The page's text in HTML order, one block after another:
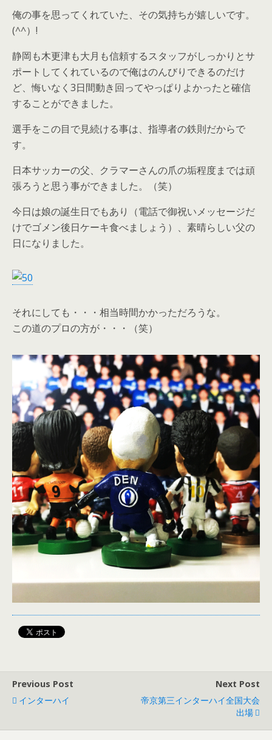
俺の事を思ってくれていた、その気持ちが嬉しいです。
(^^）!
静岡も木更津も大月も信頼するスタッフがしっかりとサ
ポートしてくれているので俺はのんびりできるのだけ
ど、悔いなく3日間動き回ってやっぱりよかったと確信
することができました。
選手をこの目で見続ける事は、指導者の鉄則だからで
す。
日本サッカーの父、クラマーさんの爪の垢程度までは頑
張ろうと思う事ができました。（笑）
今日は娘の誕生日でもあり（電話で御祝いメッセージだ
けでゴメン後日ケーキ食べましょう）、素晴らしい父の
日になりました。
それにしても・・・相当時間かかっただろうな。
この道のプロの方が・・・（笑）
Previous Post
インターハイ
Next Post
帝京第三インターハイ全国大会
出場